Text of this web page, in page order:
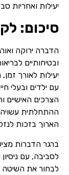
יעילות ואחריות
סיכום:
הדברה ירוקה
ובטיחותיים
יעילות לאורך
עם ילדים ובעלי
הצרכים
ההתחלתית
הארוך בזכות
ברגר הדברות
לסביבה, עם
לבחור את השיטה